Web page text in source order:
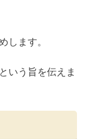
します。
いう旨を伝えま